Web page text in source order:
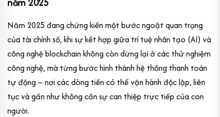
Năm 2025 đang chứng kiến một bước ngoặt quan trọng
của tài chính số, khi sự kết hợp giữa trí tuệ nhân tạo (AI) và
công nghệ blockchain không còn dừng lại ở các thử nghiệm
công nghệ, mà từng bước hình thành hệ thống thanh toán
tự động – nơi các dòng tiền có thể vận hành độc lập, liên
tục và gần như không cần sự can thiệp trực tiếp của con
người.